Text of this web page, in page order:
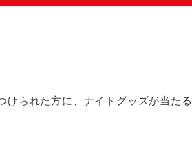
られた方に、ナイトグッズが当た